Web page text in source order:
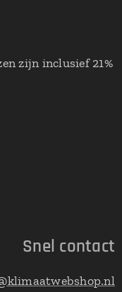
zijn inclusief 21%
Snel contact